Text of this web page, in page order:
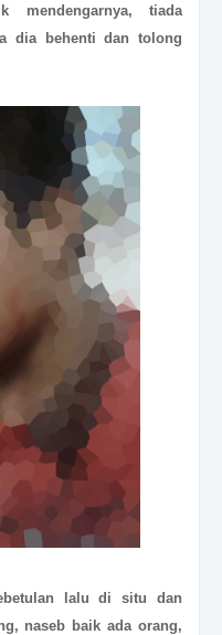
tiada
dia behenti dan tolong
lalu di situ dan
naseb baik ada orang,